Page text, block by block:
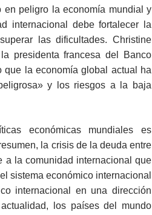
en peligro la economía mundial y
internacional debe fortalecer la
las dificultades. Christine
presidenta francesa del Banco
que la economía global actual ha
y los riesgos a la baja
económicas mundiales es
la crisis de la deuda entre
a la comunidad internacional que
sistema económico internacional
internacional en una dirección
los países del mundo